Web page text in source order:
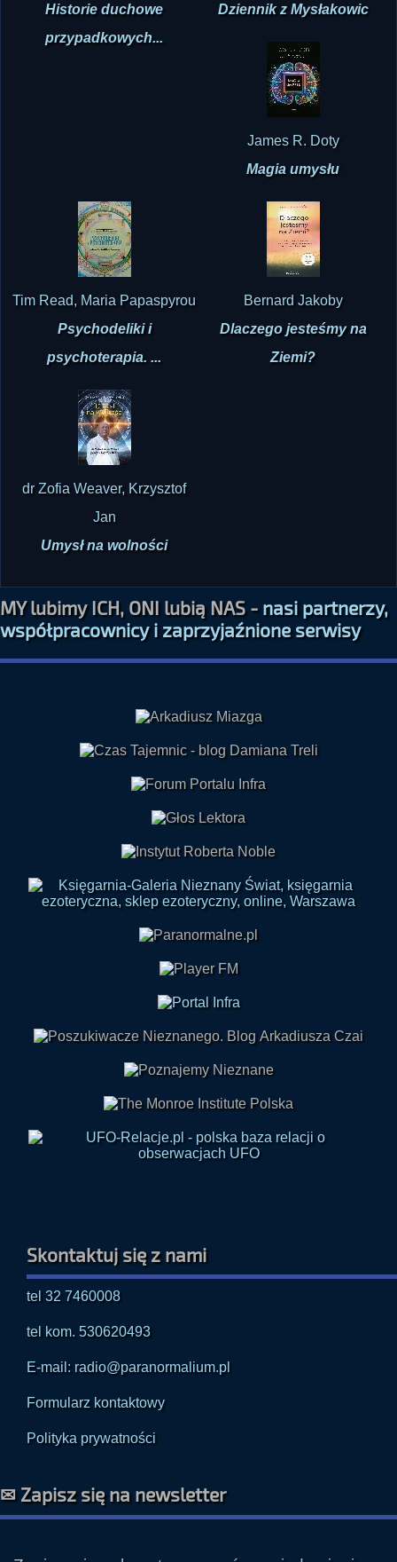
Historie duchowe
przypadkowych...
Dziennik z Mysłakowic
James R. Doty
Magia umysłu
Tim Read, Maria Papaspyrou
Psychodeliki i
psychoterapia. ...
Bernard Jakoby
Dlaczego jesteśmy na
Ziemi?
dr Zofia Weaver, Krzysztof
Jan
Umysł na wolności
MY lubimy ICH, ONI lubią NAS -nasi partnerzy,
współpracownicy i zaprzyjaźnione serwisy
Skontaktuj się z nami
tel 32 7460008
tel kom. 530620493
E-mail: radio@paranormalium.pl
Formularz kontaktowy
Polityka prywatności
✉ Zapisz się na newsletter